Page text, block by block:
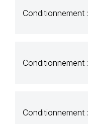
Conditionnement :
Conditionnement :
Conditionnement :